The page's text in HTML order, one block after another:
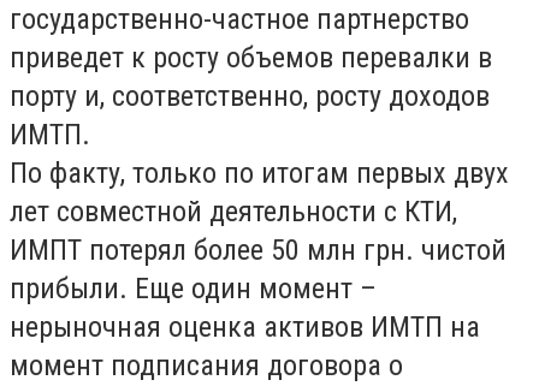
государственно-частное партнерство
приведет к росту объемов перевалки в
порту и, соответственно, росту доходов
ИМТП.
По факту, только по итогам первых двух
лет совместной деятельности с КТИ,
ИМПТ потерял более 50 млн грн. чистой
прибыли. Еще один момент –
нерыночная оценка активов ИМТП на
момент подписания договора о